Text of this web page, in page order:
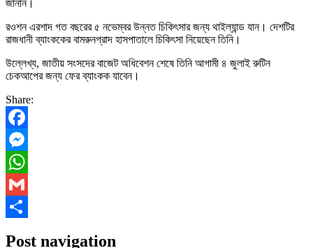
জানান।
রওশন এরশাদ গত বছরের ৫ নভেম্বর উন্নত চিকিৎসার জন্য থাইল্যান্ড যান। দেশটির
রাজধানী ব্যাংককের বামরুনগ্রাদ হাসপাতালে চিকিৎসা নিয়েছেন তিনি।
উল্লেখ্য, জাতীয় সংসদের বাজেট অধিবেশন শেষে তিনি আগামী ৪ জুলাই রুটিন
চেকআপের জন্য ফের ব্যাংকক যাবেন।
Share:
Facebook
Messenger
WhatsApp
Gmail
Post navigation